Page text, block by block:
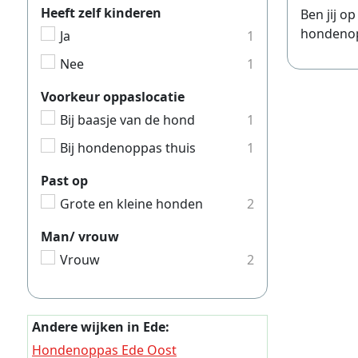
Ben jij
Heeft zelf kinderen
Ja
1
Nee
1
Voorkeur oppaslocatie
Bij baasje van de hond
1
Bij hondenoppas thuis
1
Past op
Grote en kleine honden
2
Man/ vrouw
Vrouw
2
Andere wijken in Ede:
Hondenoppas Ede Oost